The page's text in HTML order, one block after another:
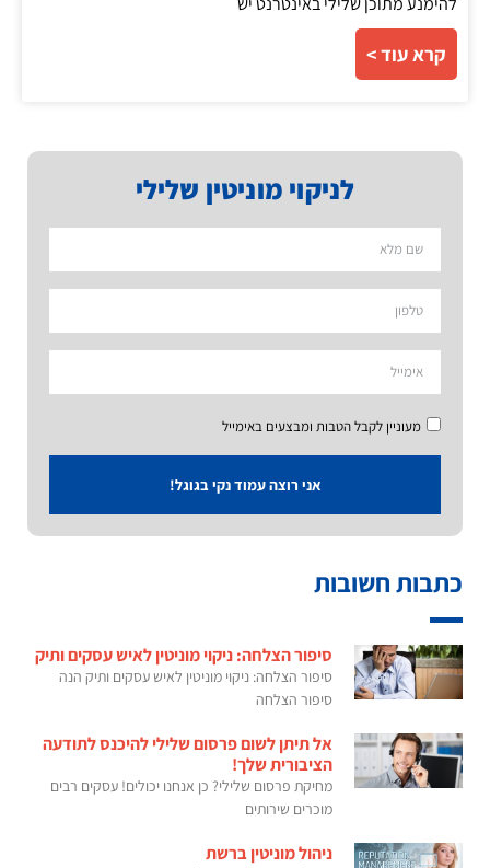
לניקוי מוניטין שלילי
מעוניין לקבל הטבות ומבצעים באימייל
אני רוצה עמוד נקי בגוגל!
כתבות חשובות
סיפור הצלחה: ניקוי מוניטין לאיש עסקים ותיק
סיפור הצלחה: ניקוי מוניטין לאיש עסקים ותיק הנה
סיפור הצלחה
אל תיתן לשום פרסום שלילי להיכנס לתודעה
הציבורית שלך!
מחיקת פרסום שלילי? כן אנחנו יכולים! עסקים רבים
מוכרים שירותים
ניהול מוניטין ברשת
קרא עוד >